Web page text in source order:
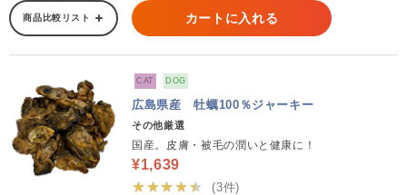
商品比較リスト カートに入れる
CAT DOG
広島県産 牡蠣100％ジャーキー
その他厳選
国産。皮膚・被毛の潤いと健康に！
¥1,639
★★★★★
(3件)